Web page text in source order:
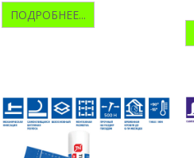
ПОДРОБНЕЕ...